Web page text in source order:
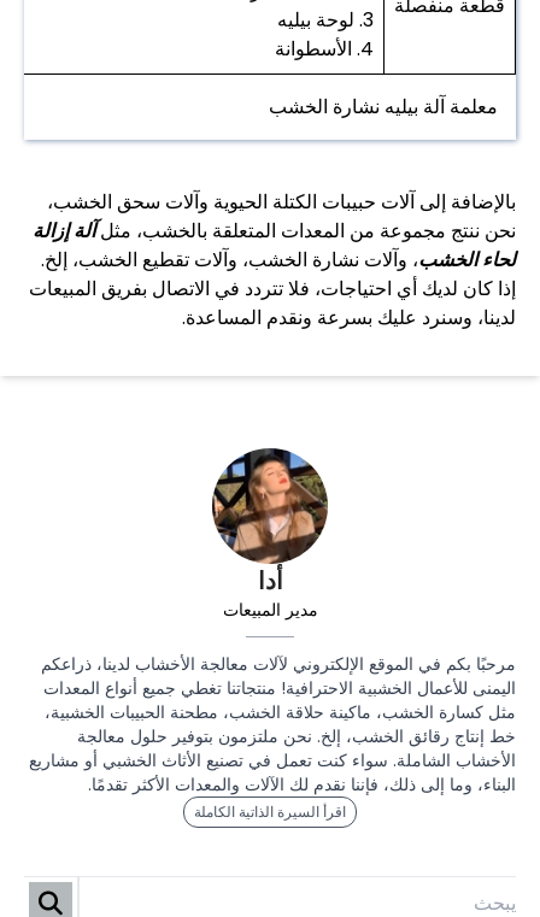
أدا
مدير المبيعات
مرحبًا بكم في الموقع الإلكتروني لآلات معالجة الأخشاب لدينا، ذراعكم
اليمنى للأعمال الخشبية الاحترافية! منتجاتنا تغطي جميع أنواع المعدات
مثل كسارة الخشب، ماكينة حلاقة الخشب، مطحنة الحبيبات الخشبية،
خط إنتاج رقائق الخشب، إلخ. نحن ملتزمون بتوفير حلول معالجة
الأخشاب الشاملة. سواء كنت تعمل في تصنيع الأثاث الخشبي أو مشاريع
البناء، وما إلى ذلك، فإننا نقدم لك الآلات والمعدات الأكثر تقدمًا.
اقرأ السيرة الذاتية الكاملة
3. لوحة بيليه
4. الأسطوانة
معلمة آلة بيليه نشارة الخشب
بالإضافة إلى آلات حبيبات الكتلة الحيوية وآلات سحق الخشب،
نحن ننتج مجموعة من المعدات المتعلقة بالخشب، مثلآلة إزالة
لحاء الخشب، وآلات نشارة الخشب، وآلات تقطيع الخشب، إلخ.
إذا كان لديك أي احتياجات، فلا تتردد في الاتصال بفريق المبيعات
لدينا، وسنرد عليك بسرعة ونقدم المساعدة.